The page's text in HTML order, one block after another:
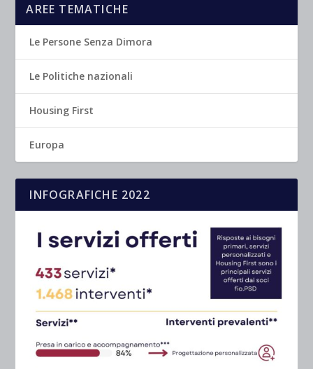
AREE TEMATICHE
Le Persone Senza Dimora
Le Politiche nazionali
Housing First
Europa
INFOGRAFICHE 2022